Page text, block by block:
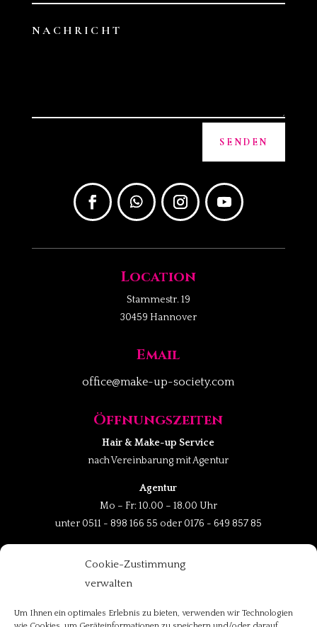
Cookie-Zustimmung
verwalten
Um Ihnen ein optimales Erlebnis zu bieten, verwenden wir Technologien
SENDEN
Location
Stammestr. 19
30459 Hannover
Email
office@make-up-society.com
Öffnungszeiten
Hair & Make-up Service
nach Vereinbarung mit Agentur
Agentur
Mo – Fr: 10.00 – 18.00 Uhr
unter 0511 - 898 166 55 oder 0176 - 649 857 85
Rechtliches
Impressum